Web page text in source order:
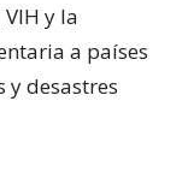
y la
a países
y desastres